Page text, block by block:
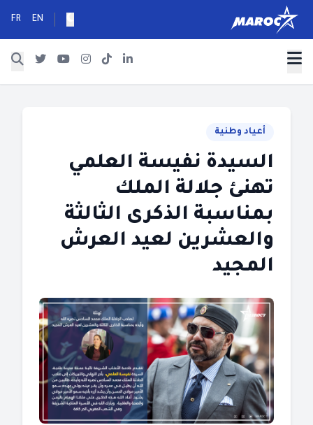
EN
FR
أعياد وطنية
السيدة نفيسة العلمي
تهنئ جلالة الملك
بمناسبة الذكرى الثالثة
والعشرين لعيد العرش
المجيد